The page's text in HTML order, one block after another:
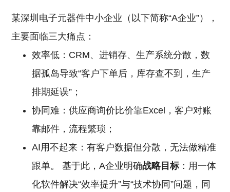
某深圳电子元器件中小企业（以下简称“A企业”），
主要面临三大痛点：
效率低：CRM、进销存、生产系统分散，数
据孤岛导致“客户下单后，库存查不到，生产
排期延误”；
协同难：供应商询价比价靠Excel，客户对账
靠邮件，流程繁琐；
AI用不起来：有客户数据但分散，无法做精准
跟单。 基于此，A企业明确战略目标：用一体
化软件解决“效率提升”与“技术协同”问题，同